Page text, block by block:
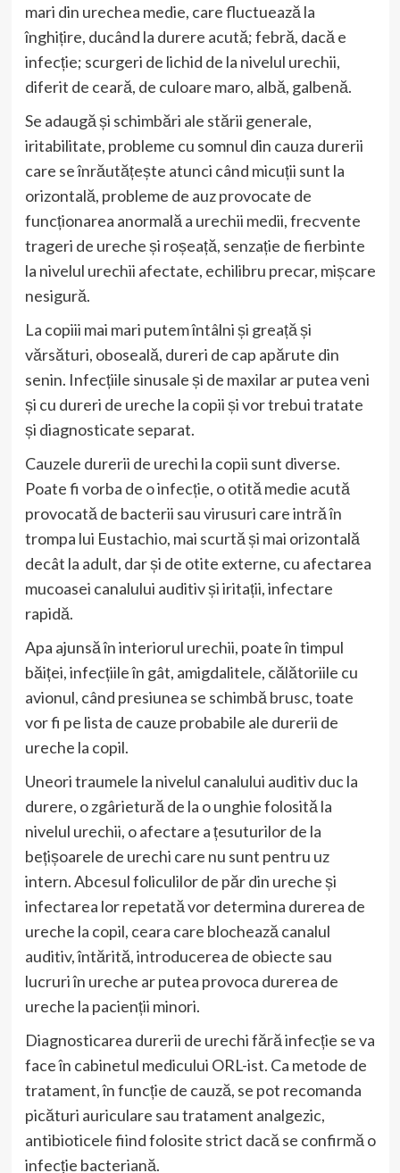
mari din urechea medie, care fluctuează la
înghițire, ducând la durere acută; febră, dacă e
infecție; scurgeri de lichid de la nivelul urechii,
diferit de ceară, de culoare maro, albă, galbenă.
Se adaugă și schimbări ale stării generale,
iritabilitate, probleme cu somnul din cauza durerii
care se înrăutățește atunci când micuții sunt la
orizontală, probleme de auz provocate de
funcționarea anormală a urechii medii, frecvente
trageri de ureche și roșeață, senzație de fierbinte
la nivelul urechii afectate, echilibru precar, mișcare
nesigură.
La copiii mai mari putem întâlni și greață și
vărsături, oboseală, dureri de cap apărute din
senin. Infecțiile sinusale și de maxilar ar putea veni
și cu dureri de ureche la copii și vor trebui tratate
și diagnosticate separat.
Cauzele durerii de urechi la copii sunt diverse.
Poate fi vorba de o infecție, o otită medie acută
provocată de bacterii sau virusuri care intră în
trompa lui Eustachio, mai scurtă și mai orizontală
decât la adult, dar și de otite externe, cu afectarea
mucoasei canalului auditiv și iritații, infectare
rapidă.
Apa ajunsă în interiorul urechii, poate în timpul
băiței, infecțiile în gât, amigdalitele, călătoriile cu
avionul, când presiunea se schimbă brusc, toate
vor fi pe lista de cauze probabile ale durerii de
ureche la copil.
Uneori traumele la nivelul canalului auditiv duc la
durere, o zgârietură de la o unghie folosită la
nivelul urechii, o afectare a țesuturilor de la
bețișoarele de urechi care nu sunt pentru uz
intern. Abcesul foliculilor de păr din ureche și
infectarea lor repetată vor determina durerea de
ureche la copil, ceara care blochează canalul
auditiv, întărită, introducerea de obiecte sau
lucruri în ureche ar putea provoca durerea de
ureche la pacienții minori.
Diagnosticarea durerii de urechi fără infecție se va
face în cabinetul medicului ORL-ist. Ca metode de
tratament, în funcție de cauză, se pot recomanda
picături auriculare sau tratament analgezic,
antibioticele fiind folosite strict dacă se confirmă o
infecție bacteriană.